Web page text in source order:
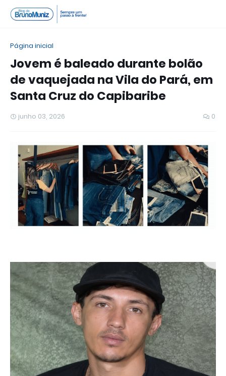
Página inicial
Jovem é baleado durante bolão
de vaquejada na Vila do Pará, em
Santa Cruz do Capibaribe
junho 03, 2026 0